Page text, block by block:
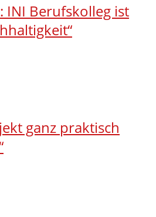
INI Berufskolleg ist
ganz praktisch